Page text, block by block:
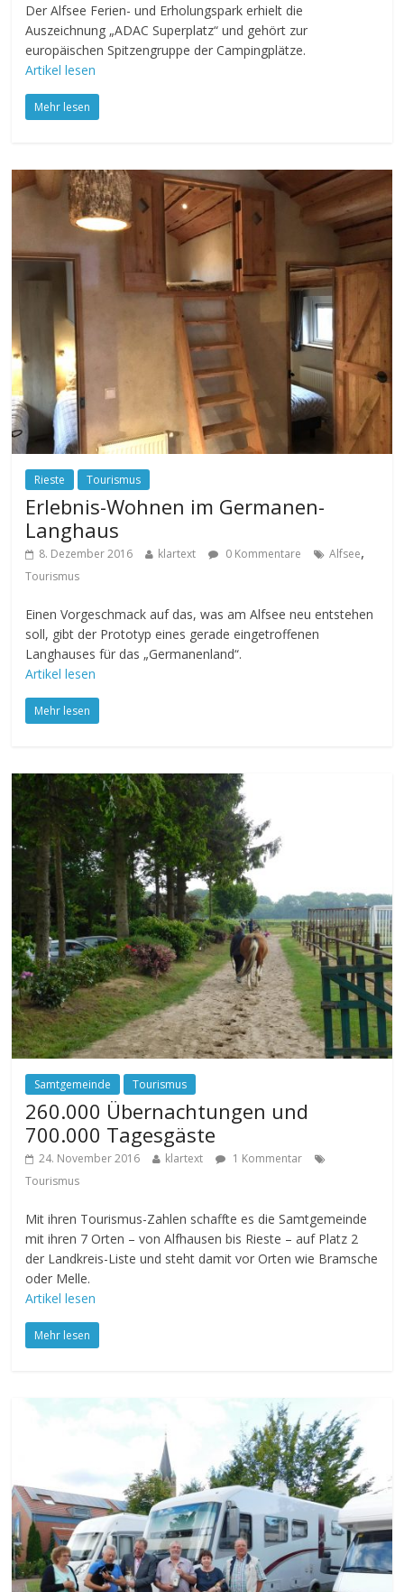
Der Alfsee Ferien- und Erholungspark erhielt die
Auszeichnung „ADAC Superplatz“ und gehört zur
europäischen Spitzengruppe der Campingplätze.
Artikel lesen
Mehr lesen
Rieste Tourismus
Erlebnis-Wohnen im Germanen-
Langhaus
8. Dezember 2016 klartext 0 Kommentare Alfsee,
Tourismus
Einen Vorgeschmack auf das, was am Alfsee neu entstehen
soll, gibt der Prototyp eines gerade eingetroffenen
Langhauses für das „Germanenland“.
Artikel lesen
Mehr lesen
Samtgemeinde Tourismus
260.000 Übernachtungen und
700.000 Tagesgäste
24. November 2016 klartext
1 Kommentar
Tourismus
Mit ihren Tourismus-Zahlen schaffte es die Samtgemeinde
mit ihren 7 Orten – von Alfhausen bis Rieste – auf Platz 2
der Landkreis-Liste und steht damit vor Orten wie Bramsche
oder Melle.
Artikel lesen
Mehr lesen